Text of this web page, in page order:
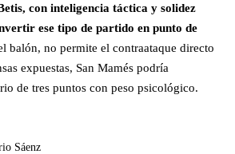
con inteligencia táctica y solidez
ese tipo de partido en punto de
balón, no permite el contraataque directo
expuestas, San Mamés podría
de tres puntos con peso psicológico.
Sáenz